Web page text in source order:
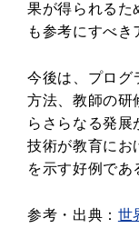
果が得られるた
も参考にすべき
今後は、プログ
方法、教師の研
らさらなる発展
技術が教育にお
を示す好例であ
参考・出典： 世